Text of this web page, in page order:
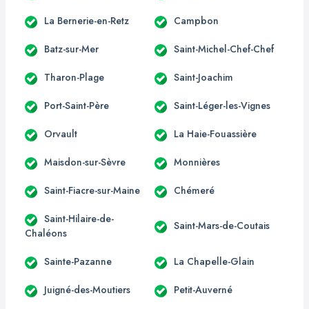
La Bernerie-en-Retz Campbon
Batz-sur-Mer Saint-Michel-Chef-Chef
Tharon-Plage Saint-Joachim
Port-Saint-Père Saint-Léger-les-Vignes
Orvault La Haie-Fouassière
Maisdon-sur-Sèvre Monnières
Saint-Fiacre-sur-Maine Chémeré
Saint-Hilaire-de-
Chaléons
Saint-Mars-de-Coutais
Sainte-Pazanne La Chapelle-Glain
Juigné-des-Moutiers Petit-Auverné